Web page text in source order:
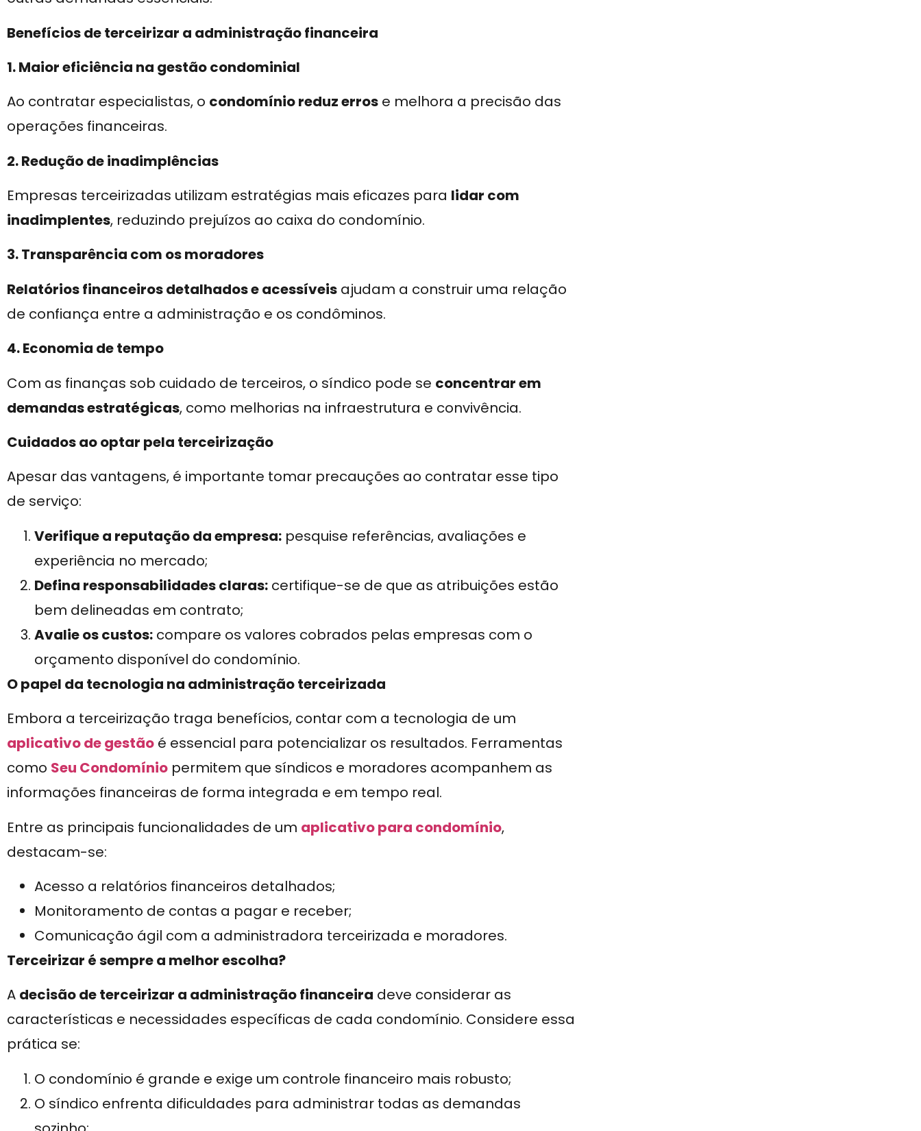
Benefícios de terceirizar a administração financeira
1. Maior eficiência na gestão condominial
Ao contratar especialistas, o condomínio reduz erros e melhora a precisão das
operações financeiras.
2. Redução de inadimplências
Empresas terceirizadas utilizam estratégias mais eficazes para lidar com
inadimplentes, reduzindo prejuízos ao caixa do condomínio.
3. Transparência com os moradores
Relatórios financeiros detalhados e acessíveis ajudam a construir uma relação
de confiança entre a administração e os condôminos.
4. Economia de tempo
Com as finanças sob cuidado de terceiros, o síndico pode se concentrar em
demandas estratégicas, como melhorias na infraestrutura e convivência.
Cuidados ao optar pela terceirização
Apesar das vantagens, é importante tomar precauções ao contratar esse tipo
de serviço:
Verifique a reputação da empresa: pesquise referências, avaliações e
experiência no mercado;
Defina responsabilidades claras: certifique-se de que as atribuições estão
bem delineadas em contrato;
Avalie os custos: compare os valores cobrados pelas empresas com o
orçamento disponível do condomínio.
O papel da tecnologia na administração terceirizada
Embora a terceirização traga benefícios, contar com a tecnologia de um
aplicativo de gestão é essencial para potencializar os resultados. Ferramentas
como Seu Condomínio permitem que síndicos e moradores acompanhem as
informações financeiras de forma integrada e em tempo real.
Entre as principais funcionalidades de um aplicativo para condomínio,
destacam-se:
Acesso a relatórios financeiros detalhados;
Monitoramento de contas a pagar e receber;
Comunicação ágil com a administradora terceirizada e moradores.
Terceirizar é sempre a melhor escolha?
A decisão de terceirizar a administração financeira deve considerar as
características e necessidades específicas de cada condomínio. Considere essa
prática se:
O condomínio é grande e exige um controle financeiro mais robusto;
O síndico enfrenta dificuldades para administrar todas as demandas